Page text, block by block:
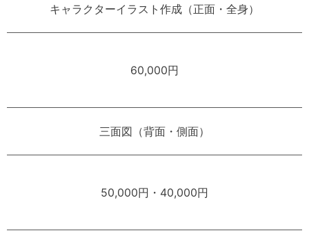
キャラクターイラスト作成（正面・全身）
60,000円
三面図（背面・側面）
50,000円・40,000円